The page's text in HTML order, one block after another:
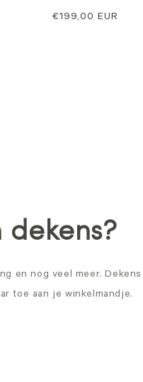
Normale
€199,00 EUR
en nog veel meer. Dekens
toe aan je winkelmandje.